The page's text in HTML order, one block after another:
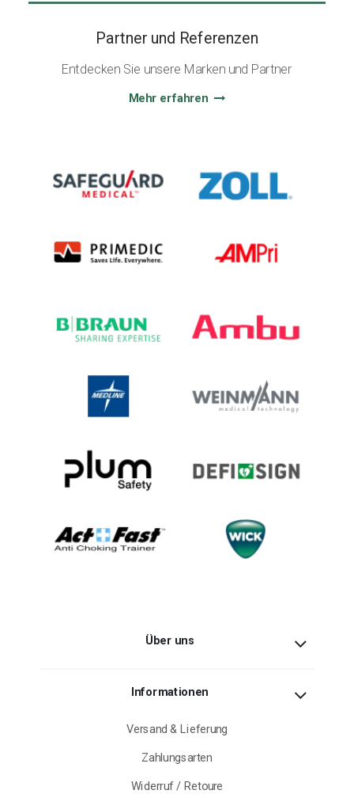
Partner und Referenzen
Entdecken Sie unsere Marken und Partner
Mehr erfahren
Über uns
Informationen
Versand & Lieferung
Zahlungsarten
Widerruf / Retoure